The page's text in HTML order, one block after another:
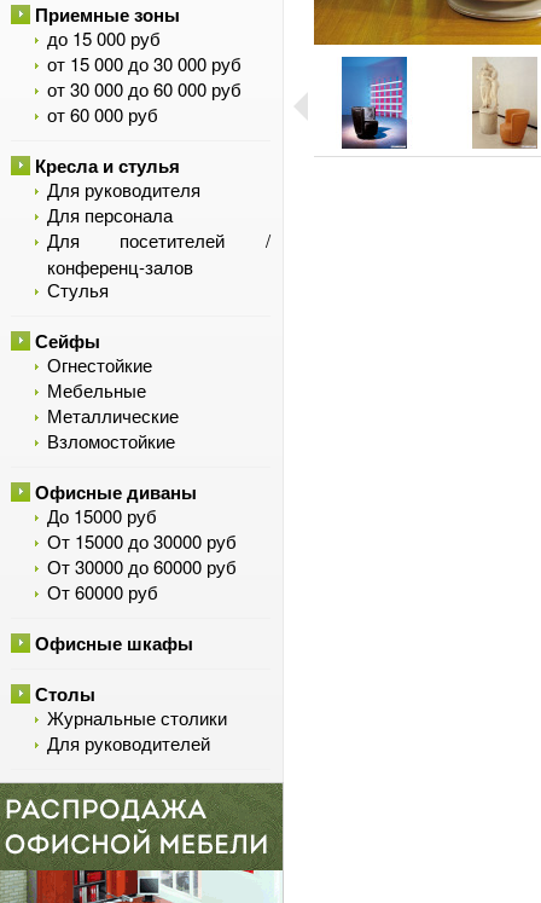
Приемные зоны
до 15 000 руб
от 15 000 до 30 000 руб
от 30 000 до 60 000 руб
от 60 000 руб
Кресла и стулья
Для руководителя
Для персонала
Для посетителей /
конференц-залов
Стулья
Сейфы
Огнестойкие
Мебельные
Металлические
Взломостойкие
Офисные диваны
До 15000 руб
От 15000 до 30000 руб
От 30000 до 60000 руб
От 60000 руб
Офисные шкафы
Столы
Журнальные столики
Для руководителей